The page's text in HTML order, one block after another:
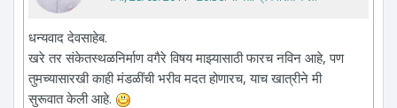
धन्यवाद देवसाहेब.
खरे तर संकेतस्थळनिर्माण वगैरे विषय माझ्यासाठी फारच नविन आहे, पण
तुमच्यासारखी काही मंडळींची भरीव मदत होणारच, याच खात्रीने मी
सुरूवात केली आहे.